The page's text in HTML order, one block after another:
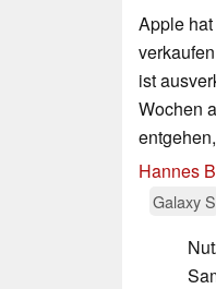
Apple
ist
Wochen
Hannes
Galaxy S